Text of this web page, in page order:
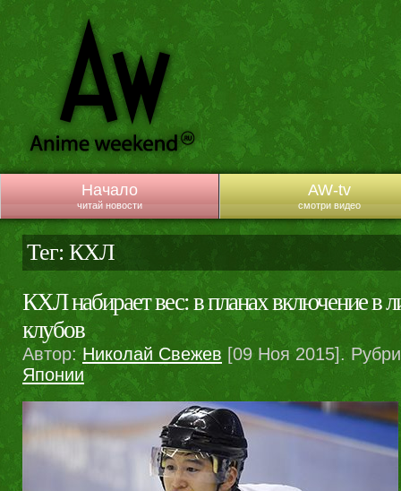
Начало
читай новости
AW-tv
смотри видео
Тег: КХЛ
КХЛ набирает вес: в планах включение в
клубов
Автор:Николай Свежев [09 Ноя 2015].
Японии